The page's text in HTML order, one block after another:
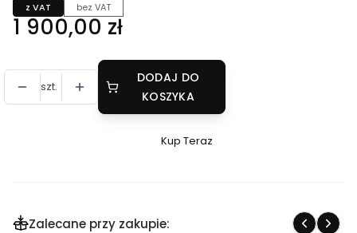
z VAT bez VAT
Cena
1 900,00 zł
szt.
DODAJ DO
KOSZYKA
Szybki
Kup Teraz
Zalecane przy zakupie: